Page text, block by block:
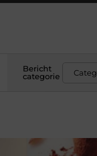
Bericht
categorie